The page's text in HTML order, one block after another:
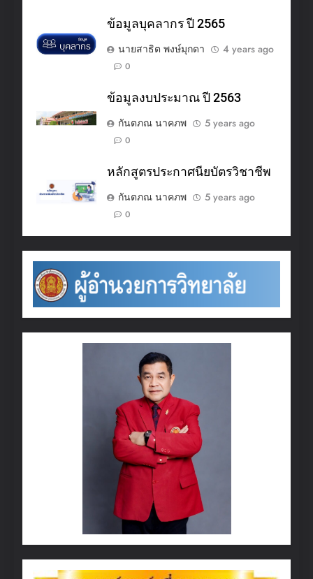
ข้อมูลบุคลากร ปี 2565
นายสาธิต พงษ์มุกดา
4 years ago
0
ข้อมูลงบประมาณ ปี 2563
กันตภณ นาคภพ
5 years ago
0
หลักสูตรประกาศนียบัตรวิชาชีพ
กันตภณ นาคภพ
5 years ago
0